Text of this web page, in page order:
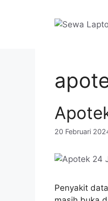
20 Februari
Penyakit